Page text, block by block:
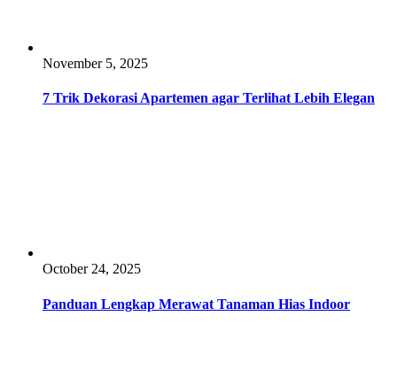
November 5, 2025
7 Trik Dekorasi Apartemen agar Terlihat Lebih Elegan
October 24, 2025
Panduan Lengkap Merawat Tanaman Hias Indoor